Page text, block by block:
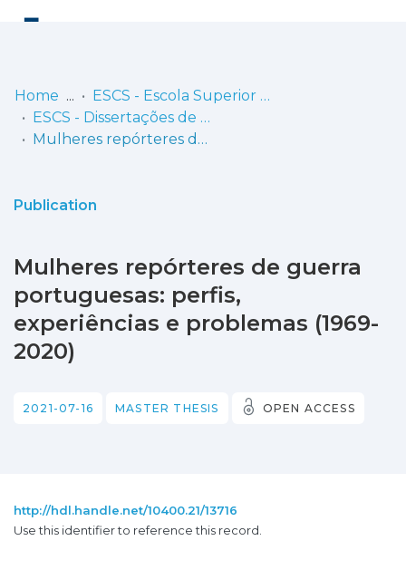
Communities
Statistics
Home
ESCS - Escola Superior de Comunicação Social
ESCS - Dissertações de Mestrado
Mulheres repórteres de guerra portuguesas: perfis, experiências e problemas (1969-2020)
Publication
Mulheres repórteres de guerra
portuguesas: perfis,
experiências e problemas (1969-
2020)
2021-07-16 MASTER THESIS OPEN ACCESS
http://hdl.handle.net/10400.21/13716
Use this identifier to reference this record.